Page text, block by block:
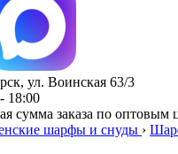
ул. Воинская 63/3
18:00
сумма заказа по оптовым
шарфы и снуды ›